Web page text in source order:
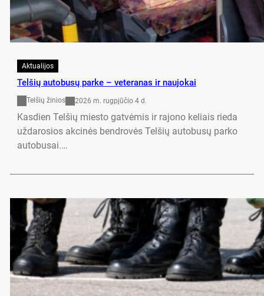
Aktualijos
Tel­šių au­to­busų par­ke – ve­te­ra­nas ir nau­jo­kai
Telšių žinios 2026 m. rugpjūčio 4 d.
Kas­dien Tel­šių mies­to gatvė­mis ir ra­jo­no ke­liais rie­da
už­da­ro­sios ak­cinės bend­rovės Tel­šių au­to­busų par­ko
au­to­bu­sai.…